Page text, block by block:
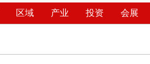
区域 产业 投资 会展